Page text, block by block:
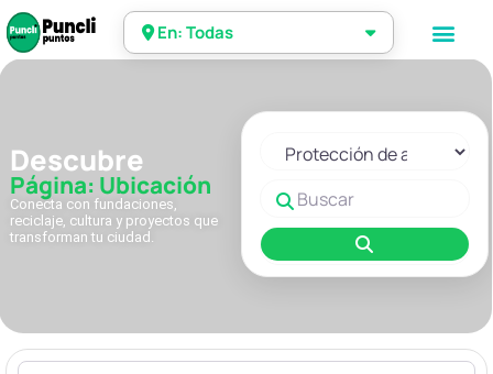
En: Todas
Descubre
Página: Ubicación
Conecta con fundaciones,
reciclaje, cultura y proyectos que
transforman tu ciudad.
Seleccionar el formulario de
Buscar